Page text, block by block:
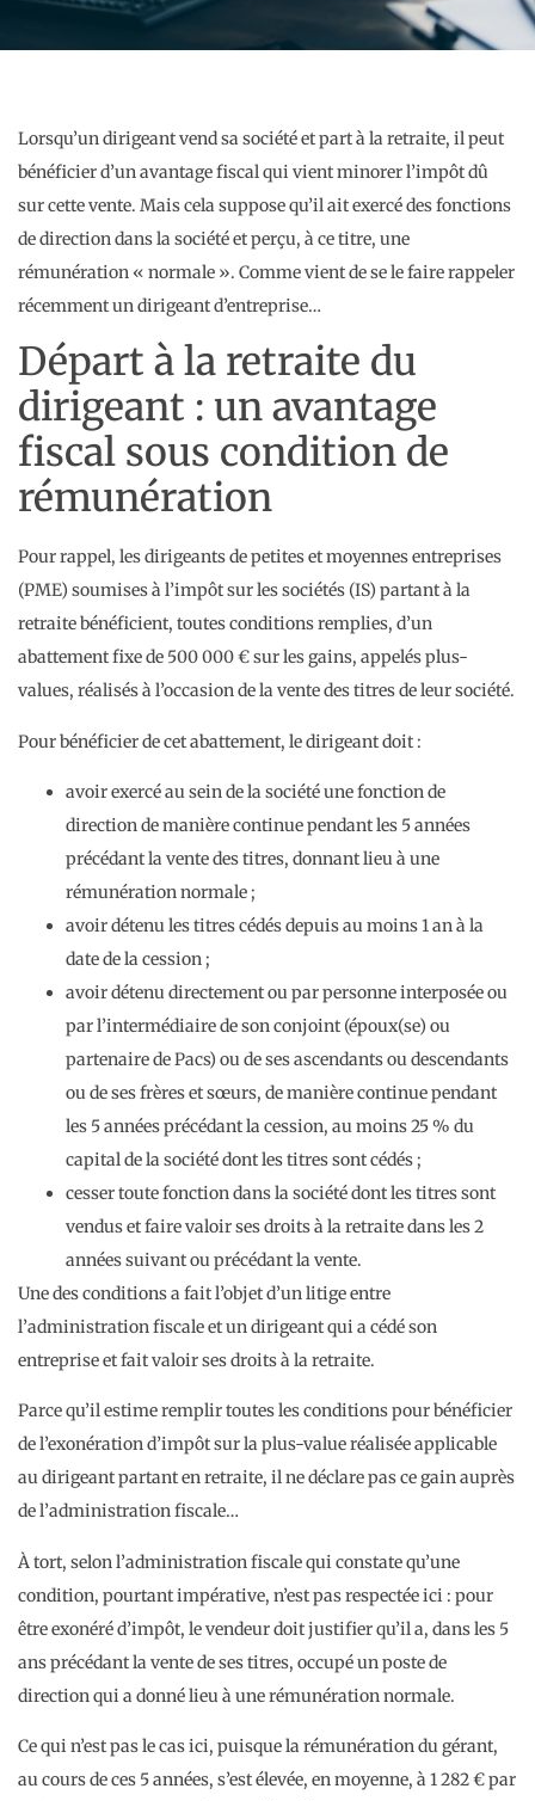
Lorsqu’un dirigeant vend sa société et part à la retraite, il peut
bénéficier d’un avantage fiscal qui vient minorer l’impôt dû
sur cette vente. Mais cela suppose qu’il ait exercé des fonctions
de direction dans la société et perçu, à ce titre, une
rémunération « normale ». Comme vient de se le faire rappeler
récemment un dirigeant d’entreprise…
Départ à la retraite du
dirigeant : un avantage
fiscal sous condition de
rémunération
Pour rappel, les dirigeants de petites et moyennes entreprises
(PME) soumises à l’impôt sur les sociétés (IS) partant à la
retraite bénéficient, toutes conditions remplies, d’un
abattement fixe de 500 000 € sur les gains, appelés plus-
values, réalisés à l’occasion de la vente des titres de leur société.
Pour bénéficier de cet abattement, le dirigeant doit :
avoir exercé au sein de la société une fonction de
direction de manière continue pendant les 5 années
précédant la vente des titres, donnant lieu à une
rémunération normale ;
avoir détenu les titres cédés depuis au moins 1 an à la
date de la cession ;
avoir détenu directement ou par personne interposée ou
par l’intermédiaire de son conjoint (époux(se) ou
partenaire de Pacs) ou de ses ascendants ou descendants
ou de ses frères et sœurs, de manière continue pendant
les 5 années précédant la cession, au moins 25 % du
capital de la société dont les titres sont cédés ;
cesser toute fonction dans la société dont les titres sont
vendus et faire valoir ses droits à la retraite dans les 2
années suivant ou précédant la vente.
Une des conditions a fait l’objet d’un litige entre
l’administration fiscale et un dirigeant qui a cédé son
entreprise et fait valoir ses droits à la retraite.
Parce qu’il estime remplir toutes les conditions pour bénéficier
de l’exonération d’impôt sur la plus-value réalisée applicable
au dirigeant partant en retraite, il ne déclare pas ce gain auprès
de l’administration fiscale…
À tort, selon l’administration fiscale qui constate qu’une
condition, pourtant impérative, n’est pas respectée ici : pour
être exonéré d’impôt, le vendeur doit justifier qu’il a, dans les 5
ans précédant la vente de ses titres, occupé un poste de
direction qui a donné lieu à une rémunération normale.
Ce qui n’est pas le cas ici, puisque la rémunération du gérant,
au cours de ces 5 années, s’est élevée, en moyenne, à 1 282 € par